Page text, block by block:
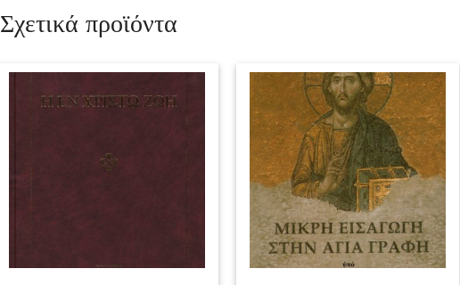
Σχετικά προϊόντα